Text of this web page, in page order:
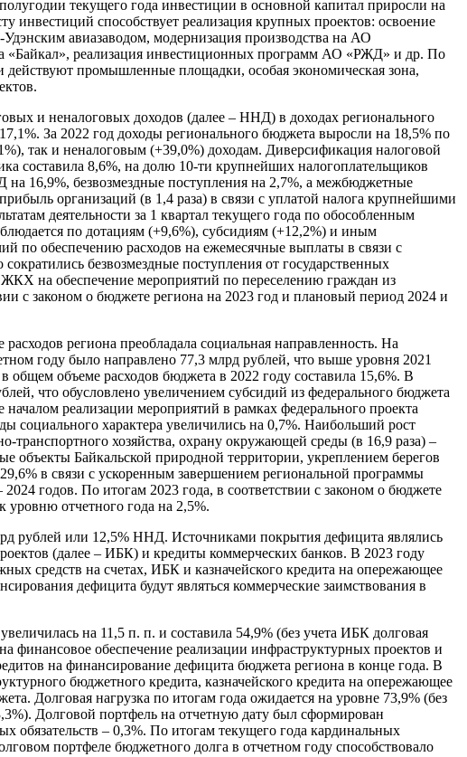
текущего года инвестиции в основной капитал приросли на
способствует реализация крупных проектов: освоение
авиазаводом, модернизация производства на АО
«Байкал», реализация инвестиционных программ АО «РЖД» и др. По
промышленные площадки, особая экономическая зона,
и неналоговых доходов (далее – ННД) в доходах регионального
За 2022 год доходы регионального бюджета выросли на 18,5% по
так и неналоговым (+39,0%) доходам. Диверсификация налоговой
составила 8,6%, на долю 10-ти крупнейших налогоплательщиков
16,9%, безвозмездные поступления на 2,7%, а межбюджетные
организаций (в 1,4 раза) в связи с уплатой налога крупнейшими
деятельности за 1 квартал текущего года по обособленным
по дотациям (+9,6%), субсидиям (+12,2%) и иным
по обеспечению расходов на ежемесячные выплаты в связи с
безвозмездные поступления от государственных
на обеспечение мероприятий по переселению граждан из
с законом о бюджете региона на 2023 год и плановый период 2024 и
региона преобладала социальная направленность. На
году было направлено 77,3 млрд рублей, что выше уровня 2021
общем объеме расходов бюджета в 2022 году составила 15,6%. В
что обусловлено увеличением субсидий из федерального бюджета
началом реализации мероприятий в рамках федерального проекта
социального характера увеличились на 0,7%. Наибольший рост
транспортного хозяйства, охрану окружающей среды (в 16,9 раза) –
объекты Байкальской природной территории, укреплением берегов
в связи с ускоренным завершением региональной программы
годов. По итогам 2023 года, в соответствии с законом о бюджете
уровню отчетного года на 2,5%.
рублей или 12,5% ННД. Источниками покрытия дефицита являлись
(далее – ИБК) и кредиты коммерческих банков. В 2023 году
средств на счетах, ИБК и казначейского кредита на опережающее
дефицита будут являться коммерческие заимствования в
на 11,5 п. п. и составила 54,9% (без учета ИБК долговая
финансовое обеспечение реализации инфраструктурных проектов и
на финансирование дефицита бюджета региона в конце года. В
бюджетного кредита, казначейского кредита на опережающее
Долговая нагрузка по итогам года ожидается на уровне 73,9% (без
Долговой портфель на отчетную дату был сформирован
обязательств – 0,3%. По итогам текущего года кардинальных
портфеле бюджетного долга в отчетном году способствовало